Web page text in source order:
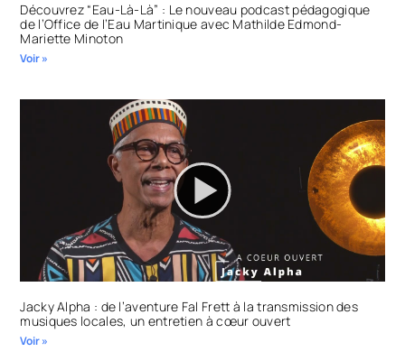
Découvrez “Eau-Là-Là” : Le nouveau podcast pédagogique
de l’Office de l’Eau Martinique avec Mathilde Edmond-
Mariette Minoton
Voir »
Jacky Alpha : de l’aventure Fal Frett à la transmission des
musiques locales, un entretien à cœur ouvert
Voir »